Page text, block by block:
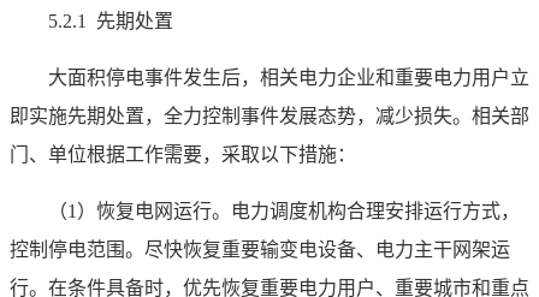
5.2.1 先期处置
大面积停电事件发生后，相关电力企业和重要电力用户立
即实施先期处置，全力控制事件发展态势，减少损失。相关部
门、单位根据工作需要，采取以下措施：
（1）恢复电网运行。电力调度机构合理安排运行方式，
控制停电范围。尽快恢复重要输变电设备、电力主干网架运
行。在条件具备时，优先恢复重要电力用户、重要城市和重点